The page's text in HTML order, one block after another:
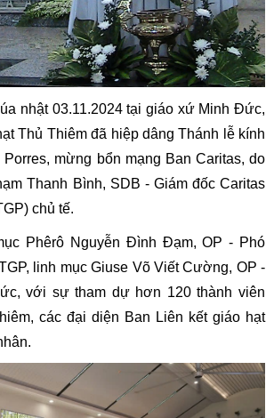
nhật 03.11.2024 tại giáo xứ Minh Đức,
Thủ Thiêm đã hiệp dâng Thánh lễ kính
mừng bổn mạng Ban Caritas, do
Thanh Bình, SDB - Giám đốc Caritas
chủ tế.
Phêrô Nguyễn Đình Đạm, OP - Phó
linh mục Giuse Võ Viết Cường, OP -
với sự tham dự hơn 120 thành viên
các đại diện Ban Liên kết giáo hạt